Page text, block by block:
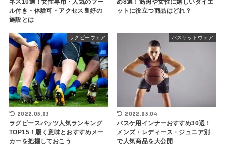
ネス10選！女性専用・人気のプー
ル付き・体験可・アクセス良好の
施設とは
め8選！筋肉や女性に嬉しいダイエ
ットに役立つ商品はどれ？
ラグビーウェア
2022.03.03
ラグビースパッツ人気ランキング
TOP15！履く意味とおすすめメー
カーを把握しておこう
バスケットウェア
2022.03.04
バスケ用インナーおすすめ30選！
メンズ・レディース・ジュニア別
で人気商品を大公開